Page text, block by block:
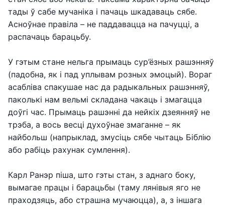
тады ў сабе мучаніка і пачаць шкадаваць сябе.
Асноўнае правіла – не паддавацца на пачуцці, а
распачаць барацьбу.
У гэтым стане нельга прымаць сур’ёзных рашэнняў
(падобна, як і пад уплывам розных эмоцый). Вораг
асабліва спакушае нас да радыкальных рашэнняў,
паколькі нам вельмі складана чакаць і змагацца
доўгі час. Прымаць рашэнні да нейкіх дзеянняў не
трэба, а вось весці духоўнае змаганне – як
найбольш (напрыклад, змусіць сябе чытаць Біблію
або рабіць рахунак сумлення).
Карл Ранэр піша, што гэты стан, з аднаго боку,
вымагае працы і барацьбы (таму лянівыя яго не
праходзяць, або страшна мучаюцца), а, з іншага